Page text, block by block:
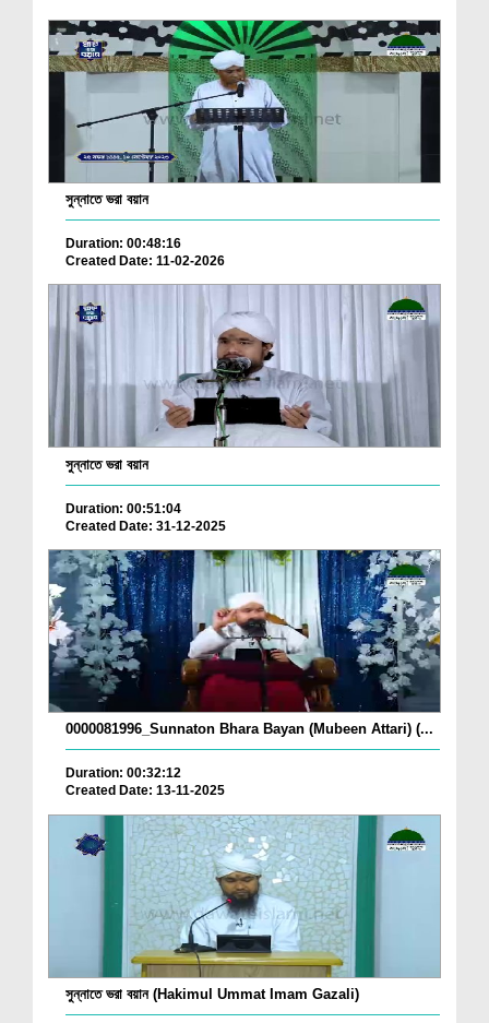
সুন্নাতে ভরা বয়ান
Duration: 00:48:16
Created Date: 11-02-2026
সুন্নাতে ভরা বয়ান
Duration: 00:51:04
Created Date: 31-12-2025
0000081996_Sunnaton Bhara Bayan (Mubeen Attari) (...
Duration: 00:32:12
Created Date: 13-11-2025
সুন্নাতে ভরা বয়ান (Hakimul Ummat Imam Gazali)